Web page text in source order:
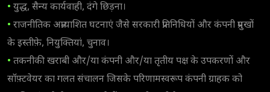
• युद्ध, सैन्य कार्यवाही, दंगे छिड़ना।
• राजनीतिक अप्रत्याशित घटनाएं जैसे सरकारी प्रतिनिधियों और कंपनी प्रमुखों
के इस्तीफ़े, नियुक्तियां, चुनाव।
• तकनीकी खराबी और/या कंपनी और/या तृतीय पक्ष के उपकरणों और
सॉफ़्टवेयर का गलत संचालन जिसके परिणामस्वरूप कंपनी ग्राहक को